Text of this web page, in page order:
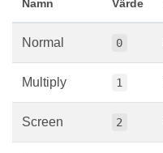
Namn Värde
Normal 0
Multiply 1
Screen 2